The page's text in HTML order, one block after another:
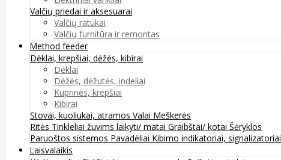
Valčių priedai ir aksesuarai
Valčių ratukai
Valčių furnitūra ir remontas
Method feeder
Dėklai, krepšiai, dėžės, kibirai
Dėklai
Dėžės, dėžutės, indeliai
Kuprinės, krepšiai
Kibirai
Stovai, kuoliukai, atramos Valai Meškerės
Ritės Tinkleliai žuvims laikyti/ matai Graibštai/ kotai Šėryklos
Paruoštos sistemos Pavadėliai Kibimo indikatoriai, signalizatoriai
Laisvalaikis